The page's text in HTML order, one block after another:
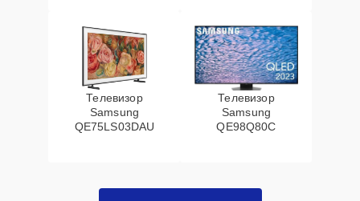
Телевизор
Samsung
QE75LS03DAU
Телевизор
Samsung
QE98Q80C